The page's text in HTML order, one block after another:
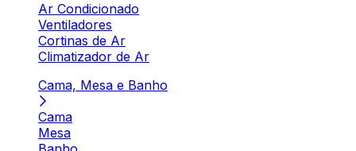
Ar Condicionado
Ventiladores
Cortinas de Ar
Climatizador de Ar
Cama, Mesa e Banho
Cama
Mesa